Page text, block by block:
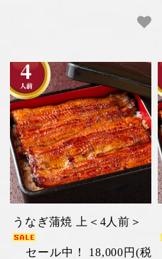
うなぎ蒲焼 上＜4人前＞
セール中！ 18,000円(税